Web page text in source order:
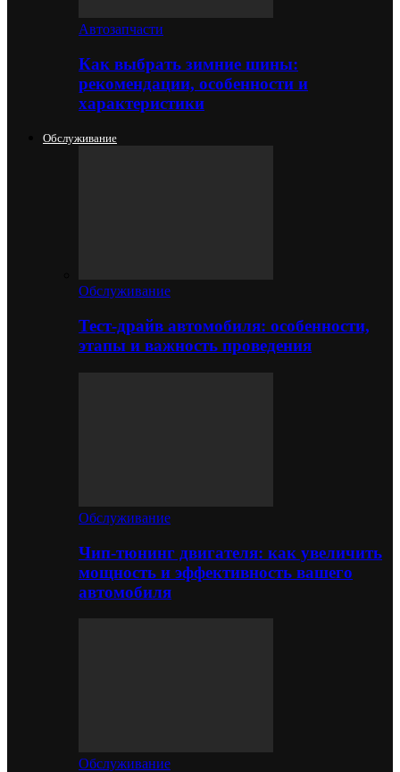
Автозапчасти
Как выбрать зимние шины:
рекомендации, особенности и
характеристики
Обслуживание
Обслуживание
Тест-драйв автомобиля: особенности,
этапы и важность проведения
Обслуживание
Чип-тюнинг двигателя: как увеличить
мощность и эффективность вашего
автомобиля
Обслуживание